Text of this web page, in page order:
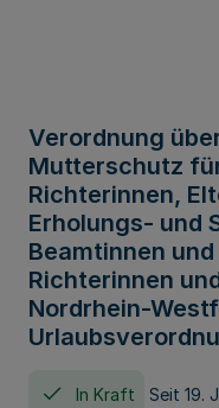
Verordnung
Mutterschutz
Richterinnen,
Erholungs- und
Beamtinnen
Richterinnen
Nordrhein-
In Kraft Seit 19.